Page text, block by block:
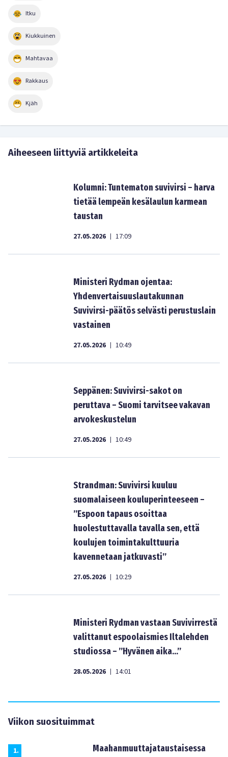
Itku
Kiukkuinen
Mahtavaa
Rakkaus
Kjäh
Aiheeseen liittyviä artikkeleita
Kolumni: Tuntematon suvivirsi – harva
tietää lempeän kesälaulun karmean
taustan
27.05.2026 | 17:09
Ministeri Rydman ojentaa:
Yhdenvertaisuuslautakunnan
Suvivirsi-päätös selvästi perustuslain
vastainen
27.05.2026 | 10:49
Seppänen: Suvivirsi-sakot on
peruttava – Suomi tarvitsee vakavan
arvokeskustelun
27.05.2026 | 10:49
Strandman: Suvivirsi kuuluu
suomalaiseen kouluperinteeseen –
”Espoon tapaus osoittaa
huolestuttavalla tavalla sen, että
koulujen toimintakulttuuria
kavennetaan jatkuvasti”
27.05.2026 | 10:29
Ministeri Rydman vastaan Suvivirrestä
valittanut espoolaismies Iltalehden
studiossa – ”Hyvänen aika…”
28.05.2026 | 14:01
Viikon suosituimmat
1.
Maahanmuuttajataustaisessa